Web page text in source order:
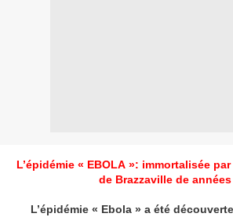
L’épidémie « EBOLA »: immortalisée
de Brazzaville de années
L’épidémie « Ebola » a été